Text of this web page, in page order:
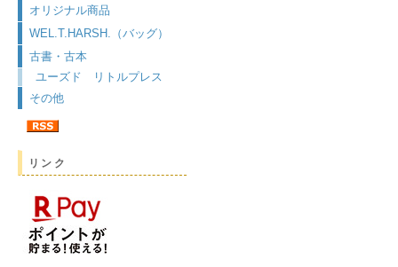
オリジナル商品
WEL.T.HARSH.（バッグ）
古書・古本
ユーズド リトルプレス
その他
リンク